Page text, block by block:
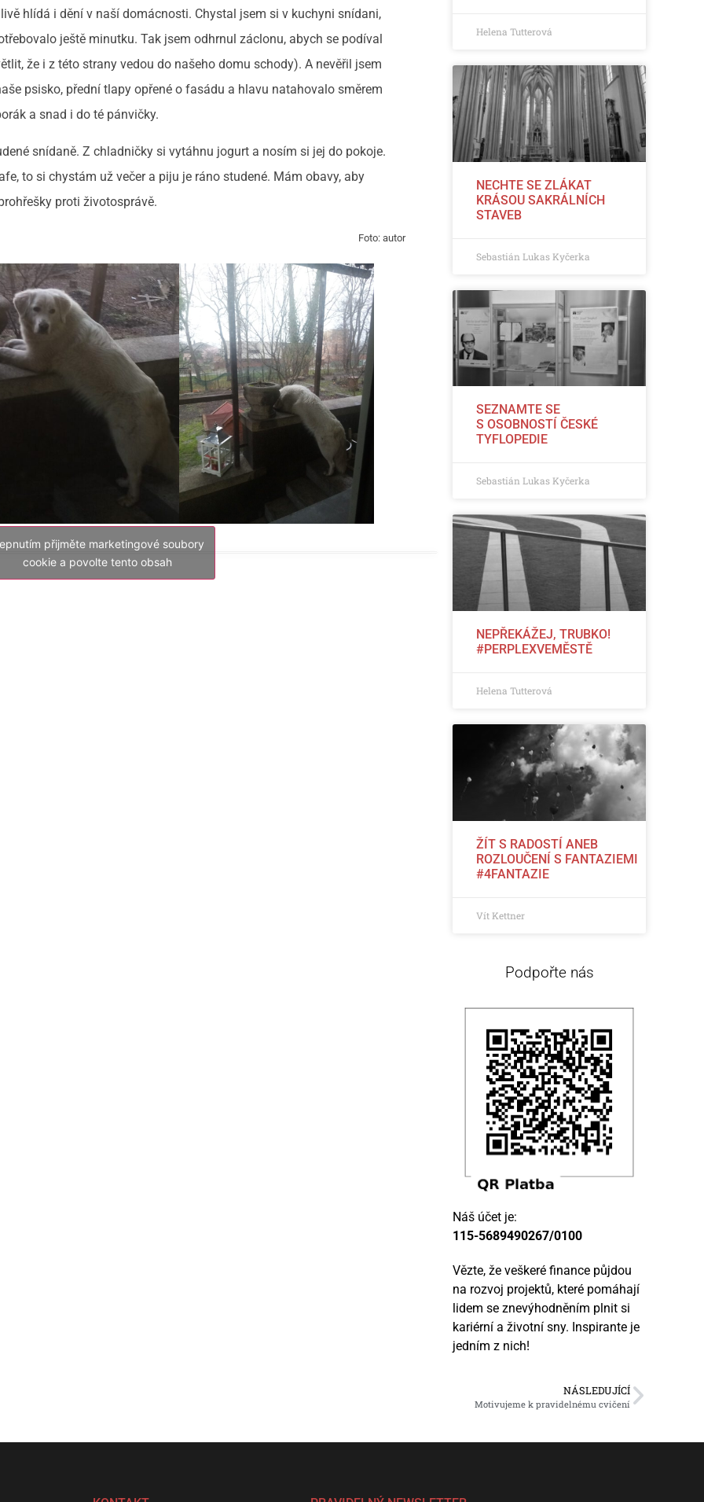
hlídá i dění v naší domácnosti. Chystal jsem si v kuchyni snídani,
ještě minutku. Tak jsem odhrnul záclonu, abych se podíval
že i z této strany vedou do našeho domu schody). A nevěřil jsem
psisko, přední tlapy opřené o fasádu a hlavu natahovalo směrem
a snad i do té pánvičky.
snídaně. Z chladničky si vytáhnu jogurt a nosím si jej do pokoje.
to si chystám už večer a piju je ráno studené. Mám obavy, aby
proti životosprávě.
Foto: autor
přijměte marketingové soubory
cookie a povolte tento obsah
Helena Tutterová
NECHTE SE ZLÁKAT
KRÁSOU SAKRÁLNÍCH
STAVEB
Sebastián Lukas Kyčerka
SEZNAMTE SE
S OSOBNOSTÍ ČESKÉ
TYFLOPEDIE
Sebastián Lukas Kyčerka
NEPŘEKÁŽEJ, TRUBKO!
#PERPLEXVEMĚSTĚ
Helena Tutterová
ŽÍT S RADOSTÍ ANEB
ROZLOUČENÍ S FANTAZIEMI
#4FANTAZIE
Vít Kettner
Podpořte nás
Náš účet je:
115-5689490267/0100
Vězte, že veškeré finance půjdou
na rozvoj projektů, které pomáhají
lidem se znevýhodněním plnit si
kariérní a životní sny. Inspirante je
jedním z nich!
NÁSLEDUJÍCÍ
Motivujeme k pravidelnému cvičení